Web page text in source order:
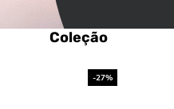
Coleção
-27%